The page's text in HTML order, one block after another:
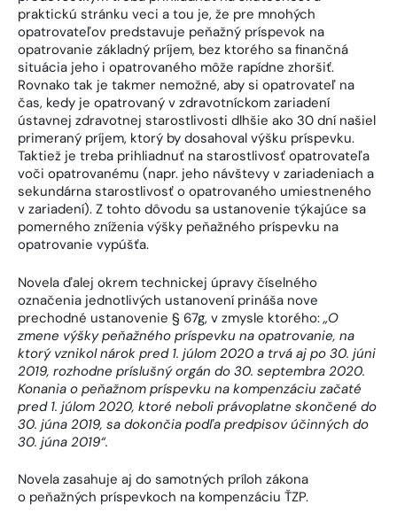
praktickú stránku veci a tou je, že pre mnohých
opatrovateľov predstavuje peňažný príspevok na
opatrovanie základný príjem, bez ktorého sa finančná
situácia jeho i opatrovaného môže rapídne zhoršiť.
Rovnako tak je takmer nemožné, aby si opatrovateľ na
čas, kedy je opatrovaný v zdravotníckom zariadení
ústavnej zdravotnej starostlivosti dlhšie ako 30 dní našiel
primeraný príjem, ktorý by dosahoval výšku príspevku.
Taktiež je treba prihliadnuť na starostlivosť opatrovateľa
voči opatrovanému (napr. jeho návštevy v zariadeniach a
sekundárna starostlivosť o opatrovaného umiestneného
v zariadení). Z tohto dôvodu sa ustanovenie týkajúce sa
pomerného zníženia výšky peňažného príspevku na
opatrovanie vypúšťa.
Novela ďalej okrem technickej úpravy číselného
označenia jednotlivých ustanovení prináša nove
prechodné ustanovenie § 67g, v zmysle ktorého: „O
zmene výšky peňažného príspevku na opatrovanie, na
ktorý vznikol nárok pred 1. júlom 2020 a trvá aj po 30. júni
2019, rozhodne príslušný orgán do 30. septembra 2020.
Konania o peňažnom príspevku na kompenzáciu začaté
pred 1. júlom 2020, ktoré neboli právoplatne skončené do
30. júna 2019, sa dokončia podľa predpisov účinných do
30. júna 2019“.
Novela zasahuje aj do samotných príloh zákona
o peňažných príspevkoch na kompenzáciu ŤZP.